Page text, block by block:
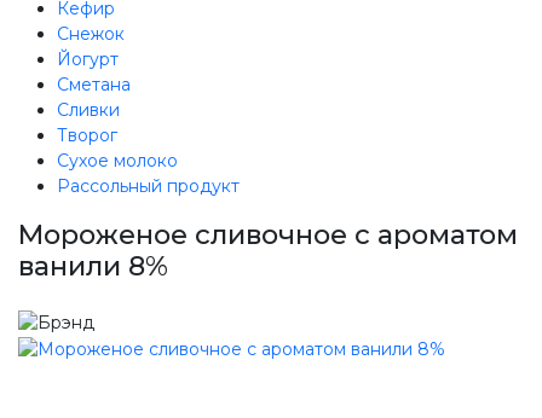
Кефир
Снежок
Йогурт
Сметана
Сливки
Творог
Сухое молоко
Рассольный продукт
Мороженое сливочное с ароматом
ванили 8%